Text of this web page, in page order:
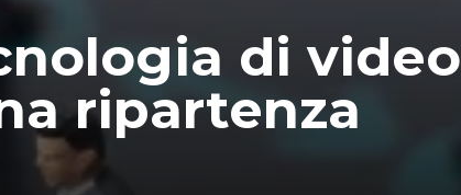
di video
ripartenza